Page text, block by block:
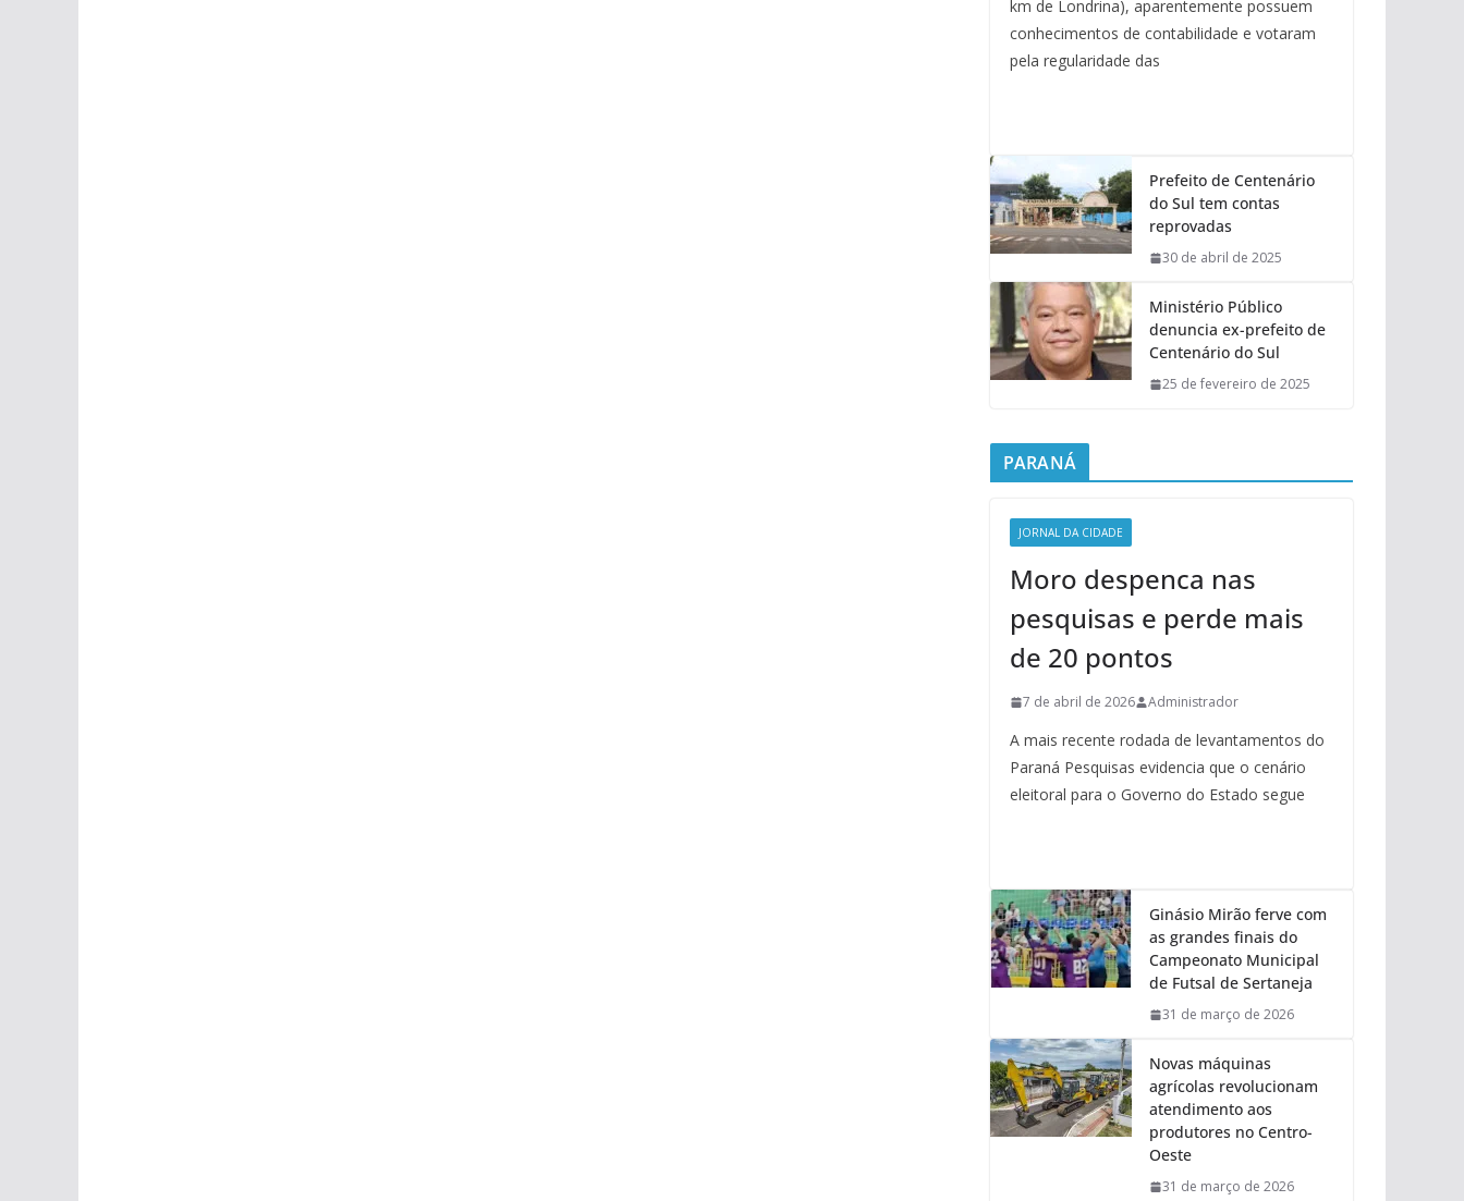
km de Londrina), aparentemente possuem
conhecimentos de contabilidade e votaram
pela regularidade das
Prefeito de Centenário
do Sul tem contas
reprovadas
30 de abril de 2025
Ministério Público
denuncia ex-prefeito de
Centenário do Sul
25 de fevereiro de 2025
PARANÁ
JORNAL DA CIDADE
Moro despenca nas
pesquisas e perde mais
de 20 pontos
7 de abril de 2026 Administrador
A mais recente rodada de levantamentos do
Paraná Pesquisas evidencia que o cenário
eleitoral para o Governo do Estado segue
Ginásio Mirão ferve com
as grandes finais do
Campeonato Municipal
de Futsal de Sertaneja
31 de março de 2026
Novas máquinas
agrícolas revolucionam
atendimento aos
produtores no Centro-
Oeste
31 de março de 2026